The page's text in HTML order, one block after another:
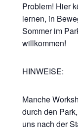
Problem! Hier
lernen, in
Sommer im
willkommen!
HINWEISE:
Manche
durch den
uns nach der